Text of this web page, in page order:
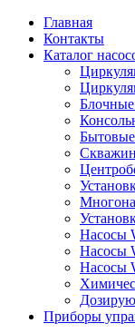
Главная
Контакты
Каталог
Насосы
Насосы
Насосы
Приборы